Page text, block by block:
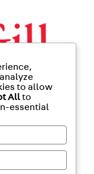
to allow
Allto
essential